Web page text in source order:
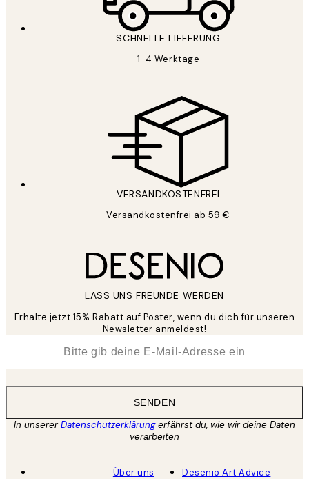
SCHNELLE LIEFERUNG
1-4 Werktage
VERSANDKOSTENFREI
Versandkostenfrei ab 59 €
LASS UNS FREUNDE WERDEN
Erhalte jetzt 15% Rabatt auf Poster, wenn du dich für unseren
Newsletter anmeldest!
SENDEN
In unsererDatenschutzerklärungerfährst du, wie wir deine Daten
verarbeiten
Über uns
Desenio Art Advice